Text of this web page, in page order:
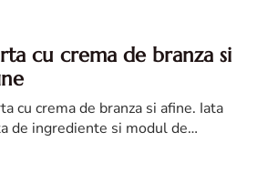
cu crema de branza si
cu crema de branza si afine. Iata
de ingrediente si modul de